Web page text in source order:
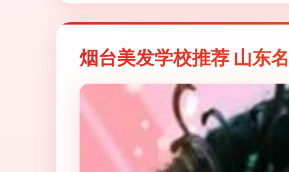
烟台美发学校推荐 山东